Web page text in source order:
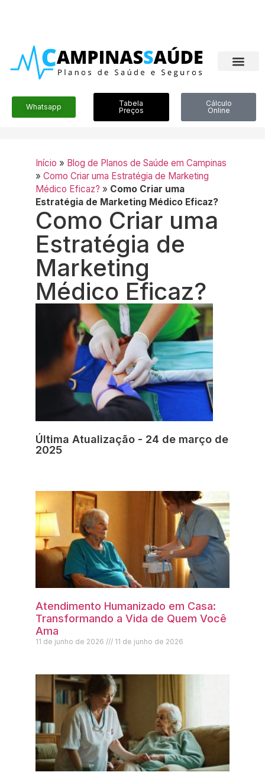
Whatsapp
Tabela
Preços
Cálculo
Online
Início » Blog de Planos de Saúde em Campinas
» Como Criar uma Estratégia de Marketing
Médico Eficaz? » Como Criar uma
Estratégia de Marketing Médico Eficaz?
Como Criar uma
Estratégia de
Marketing
Médico Eficaz?
Última Atualização - 24 de março de
2025
Atendimento Humanizado em Casa:
Transformando a Vida de Quem Você
Ama
11 de junho de 2026 11 de junho de 2026